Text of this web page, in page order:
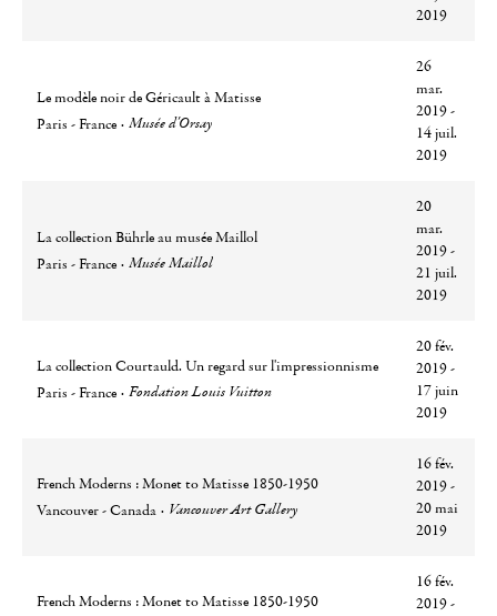
2019
Le modèle noir de Géricault à Matisse
Ville
Paris - France
Lieu Musée d'Orsay
26
mar.
2019 -
14 juil.
2019
La collection Bührle au musée Maillol
Ville
Paris - France
Lieu Musée Maillol
20
mar.
2019 -
21 juil.
2019
La collection Courtauld. Un regard sur l'impressionnisme
Ville
Paris - France
Lieu Fondation Louis Vuitton
20 fév.
2019 -
17 juin
2019
French Moderns : Monet to Matisse 1850-1950
Ville
Vancouver - Canada
Lieu Vancouver Art Gallery
16 fév.
2019 -
20 mai
2019
French Moderns : Monet to Matisse 1850-1950
16 fév.
2019 -